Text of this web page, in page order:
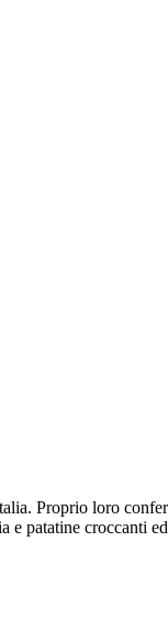
Proprio loro
patatine croccanti